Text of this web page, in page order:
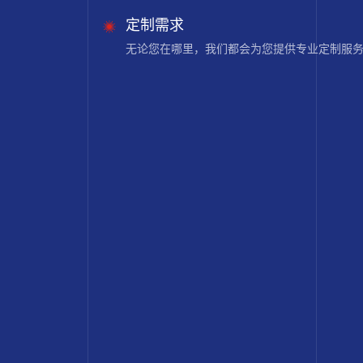
定制需求
无论您在哪里，我们都会为您提供专业定制服